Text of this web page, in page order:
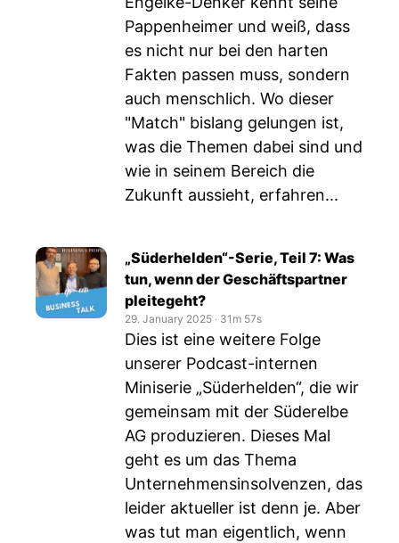
Pappenheimer und weiß, dass
es nicht nur bei den harten
Fakten passen muss, sondern
auch menschlich. Wo dieser
"Match" bislang gelungen ist,
was die Themen dabei sind und
wie in seinem Bereich die
Zukunft aussieht, erfahren...
„Süderhelden“-Serie, Teil 7: Was
tun, wenn der Geschäftspartner
pleitegeht?
29. January 2025 ‧ 31m 57s
Dies ist eine weitere Folge
unserer Podcast-internen
Miniserie „Süderhelden“, die wir
gemeinsam mit der Süderelbe
AG produzieren. Dieses Mal
geht es um das Thema
Unternehmensinsolvenzen, das
leider aktueller ist denn je. Aber
was tut man eigentlich, wenn